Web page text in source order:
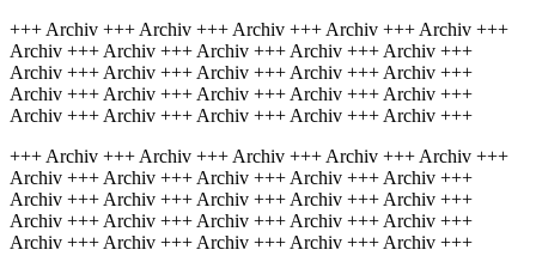
+++ Archiv +++ Archiv +++ Archiv +++ Archiv +++ Archiv +++
Archiv +++ Archiv +++ Archiv +++ Archiv +++ Archiv +++
Archiv +++ Archiv +++ Archiv +++ Archiv +++ Archiv +++
Archiv +++ Archiv +++ Archiv +++ Archiv +++ Archiv +++
Archiv +++ Archiv +++ Archiv +++ Archiv +++ Archiv +++
+++ Archiv +++ Archiv +++ Archiv +++ Archiv +++ Archiv +++
Archiv +++ Archiv +++ Archiv +++ Archiv +++ Archiv +++
Archiv +++ Archiv +++ Archiv +++ Archiv +++ Archiv +++
Archiv +++ Archiv +++ Archiv +++ Archiv +++ Archiv +++
Archiv +++ Archiv +++ Archiv +++ Archiv +++ Archiv +++